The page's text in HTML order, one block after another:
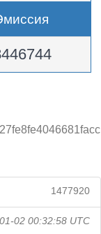
1477920
02 00:32:58 UTC